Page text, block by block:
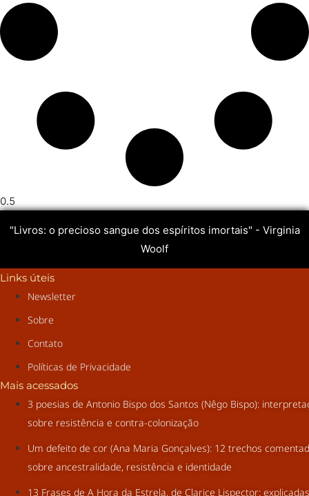
"Livros: o precioso sangue dos espíritos imortais" - Virginia
Woolf
Links úteis
Newsletter
Sobre
Contato
Políticas de Privacidade
Mais acessados
3 poesias de Antonio Bispo dos Santos (Nêgo Bispo):
sobre resistência e contra-colonização
Um defeito de cor (Ana Maria Gonçalves): 12 trechos
sobre ancestralidade, resistência e identidade
13 Frases de A Hora da Estrela, de Clarice Lispector: